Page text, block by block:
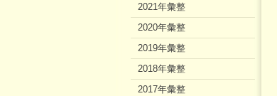
2021年彙整
2020年彙整
2019年彙整
2018年彙整
2017年彙整